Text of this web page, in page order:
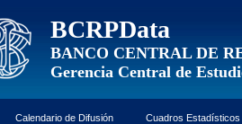
BCRPData
BANCO CENTRAL DE
Gerencia Central de
Calendario de Difusión Cuadros Estadísticos